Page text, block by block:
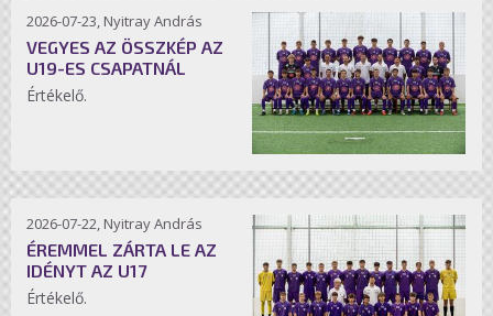
2026-07-23, Nyitray András
VEGYES AZ ÖSSZKÉP AZ
U19-ES CSAPATNÁL
Értékelő.
2026-07-22, Nyitray András
ÉREMMEL ZÁRTA LE AZ
IDÉNYT AZ U17
Értékelő.